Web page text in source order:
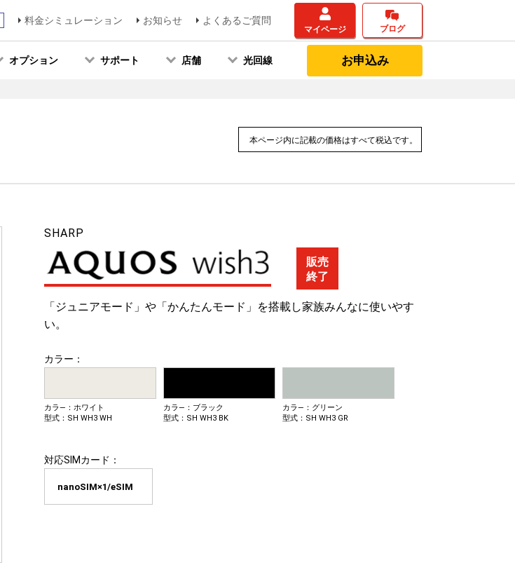
料金シミュレーション お知らせ よくあるご質問
マイページ ブログ
オプション サポート 店舗 光回線 お申込み
本ページ内に記載の価格はすべて税込です。
SHARP
販売
終了
「ジュニアモード」や「かんたんモード」を搭載し家族みんなに使いやす
い。
カラー：
カラ―：ホワイト
型式：SH WH3 WH
カラ―：ブラック
型式：SH WH3 BK
カラ―：グリーン
型式：SH WH3 GR
対応SIMカード：
nanoSIM×1/eSIM